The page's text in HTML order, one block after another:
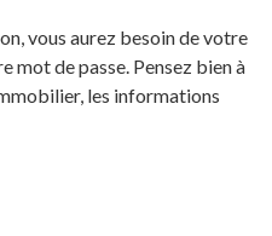
vous aurez besoin de votre
mot de passe. Pensez bien à
les informations